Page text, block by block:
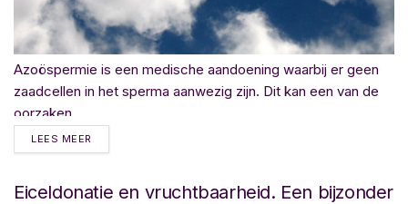
Azoöspermie is een medische aandoening waarbij er geen
zaadcellen in het sperma aanwezig zijn. Dit kan een van de
oorzaken...
LEES MEER
Eiceldonatie en vruchtbaarheid. Een bijzonder